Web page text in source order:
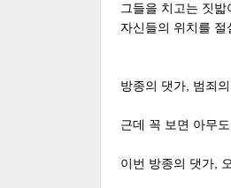
그들을 치고는 짓
자신들의 위치를
방종의 댓가, 범죄
근데 꼭 보면 아무
이번 방종의 댓가,